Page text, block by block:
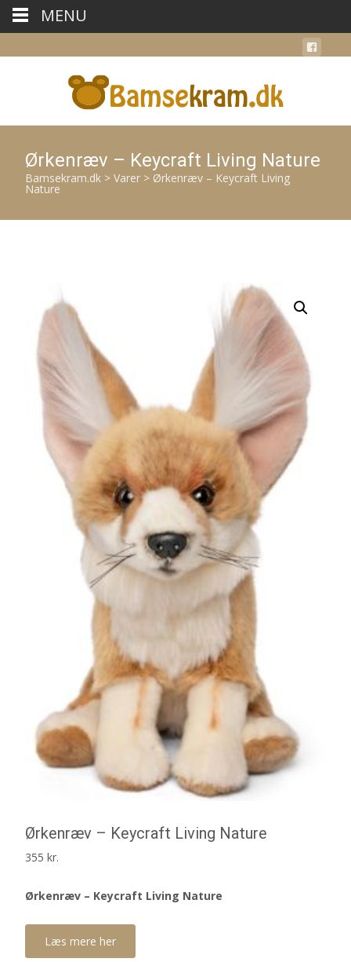
Ørkenræv – Keycraft Living Nature
Bamsekram.dk > Varer > Ørkenræv – Keycraft Living
Nature
Ørkenræv – Keycraft Living Nature
355 kr.
Ørkenræv – Keycraft Living Nature
Læs mere her
MENU